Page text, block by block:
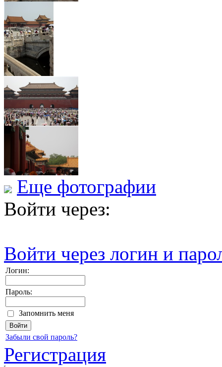
Еще фотографии
Войти через:
Войти через логин и
Логин:
Пароль:
Запомнить меня
Забыли свой пароль?
Регистрация